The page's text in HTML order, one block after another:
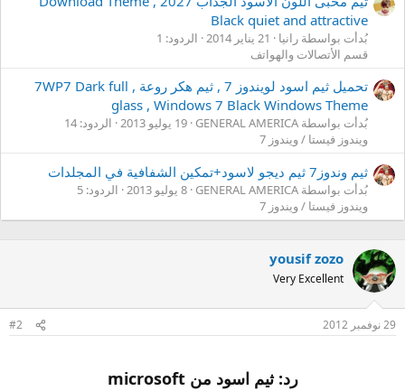
Black quiet and attractive
بُدأت بواسطة رانيا 21 يناير 2014
الردود: 1
قسم الأتصالات والهواتف
تحميل ثيم اسود لويندوز 7 , ثيم هكر روعة , 7WP7 Dark full
glass , Windows 7 Black Windows Theme
بُدأت بواسطة GENERAL AMERICA 19 يوليو 2013
الردود: 14
ويندوز فيستا / ويندوز 7
ثيم وندوز7 ثيم ديجو لاسود+تمكين الشفافية في المجلدات
بُدأت بواسطة GENERAL AMERICA 8 يوليو 2013
الردود: 5
ويندوز فيستا / ويندوز 7
yousif zozo
Very Excellent
29 نوفمبر 2012 #2
رد: ثيم اسود من microsoft